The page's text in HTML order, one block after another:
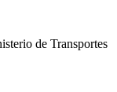
de Transportes